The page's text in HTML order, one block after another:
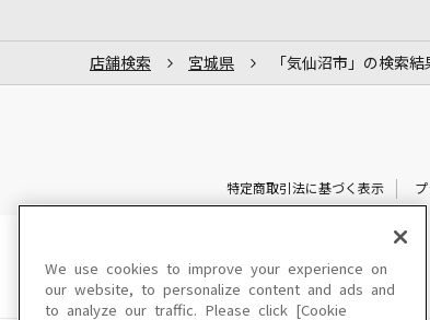
店舗検索 宮城県 「気仙沼市」の検索結
特定商取引法に基づく表示
We use cookies to improve your experience on
our website, to personalize content and ads and
to analyze our traffic. Please click [Cookie